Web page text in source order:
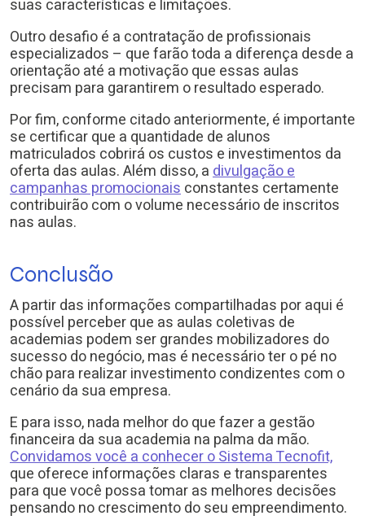
suas características e limitações.
Outro desafio é a contratação de profissionais
especializados – que farão toda a diferença desde a
orientação até a motivação que essas aulas
precisam para garantirem o resultado esperado.
Por fim, conforme citado anteriormente, é importante
se certificar que a quantidade de alunos
matriculados cobrirá os custos e investimentos da
oferta das aulas. Além disso, adivulgação e
campanhas promocionaisconstantes certamente
contribuirão com o volume necessário de inscritos
nas aulas.
Conclusão
A partir das informações compartilhadas por aqui é
possível perceber que as aulas coletivas de
academias podem ser grandes mobilizadores do
sucesso do negócio, mas é necessário ter o pé no
chão para realizar investimento condizentes com o
cenário da sua empresa.
E para isso, nada melhor do que fazer a gestão
financeira da sua academia na palma da mão.
Convidamos você a conhecer o Sistema Tecnofit,
que oferece informações claras e transparentes
para que você possa tomar as melhores decisões
pensando no crescimento do seu empreendimento.